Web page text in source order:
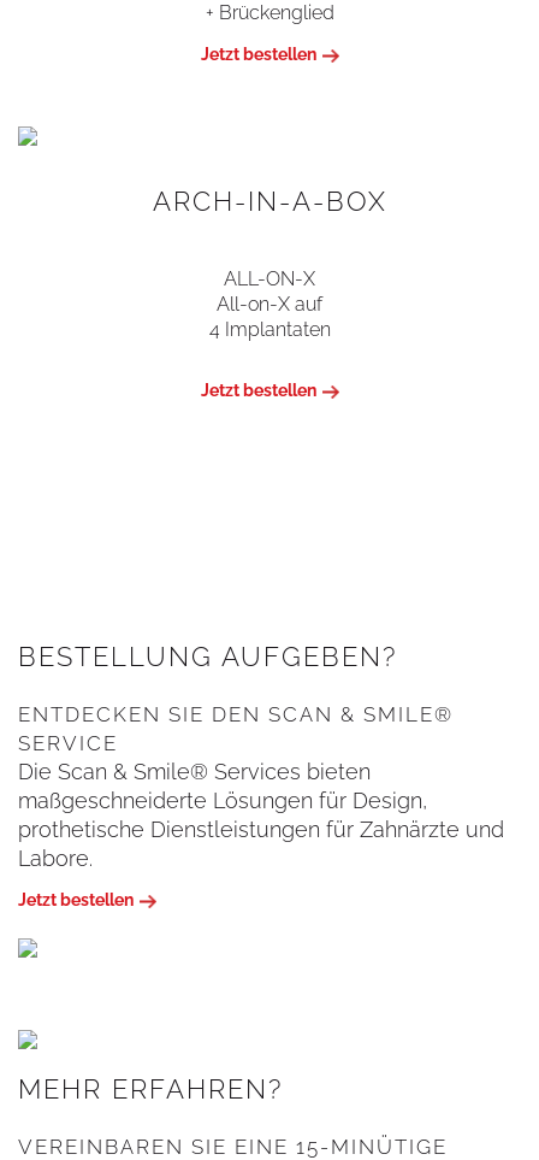
+ Brückenglied
Jetzt bestellen
ARCH-IN-A-BOX
ALL-ON-X
All-on-X auf
4 Implantaten
Jetzt bestellen
BESTELLUNG AUFGEBEN?
ENTDECKEN SIE DEN SCAN & SMILE®
SERVICE
Die Scan & Smile® Services bieten
maßgeschneiderte Lösungen für Design,
prothetische Dienstleistungen für Zahnärzte und
Labore.
Jetzt bestellen
MEHR ERFAHREN?
VEREINBAREN SIE EINE 15-MINÜTIGE